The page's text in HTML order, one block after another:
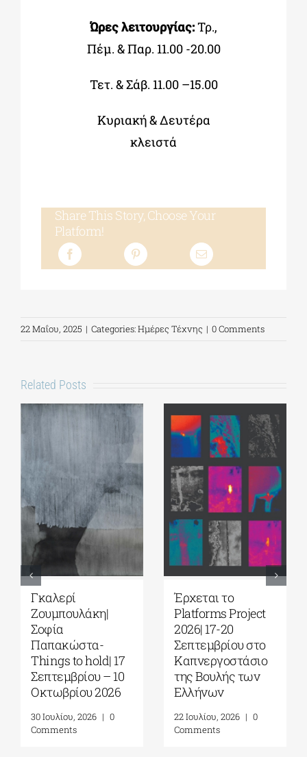
Ώρες λειτουργίας:Τρ.,
Πέμ. & Παρ. 11.00 -20.00
Τετ. & Σάβ. 11.00 –15.00
Κυριακή & Δευτέρα
κλειστά
Share This Story, Choose Your
Platform!
22 Μαΐου, 2025 | Categories:Ημέρες Τέχνης | 0 Comments
Related Posts
Γκαλερί
Ζουμπουλάκη|
Σοφία
Παπακώστα-
Things to hold| 17
Σεπτεμβρίου – 10
Οκτωβρίου 2026
30 Ιουλίου, 2026 | 0
Comments
Έρχεται το
Platforms Project
2026| 17-20
Σεπτεμβρίου στο
Καπνεργοστάσιο
της Βουλής των
Ελλήνων
22 Ιουλίου, 2026 | 0
Comments